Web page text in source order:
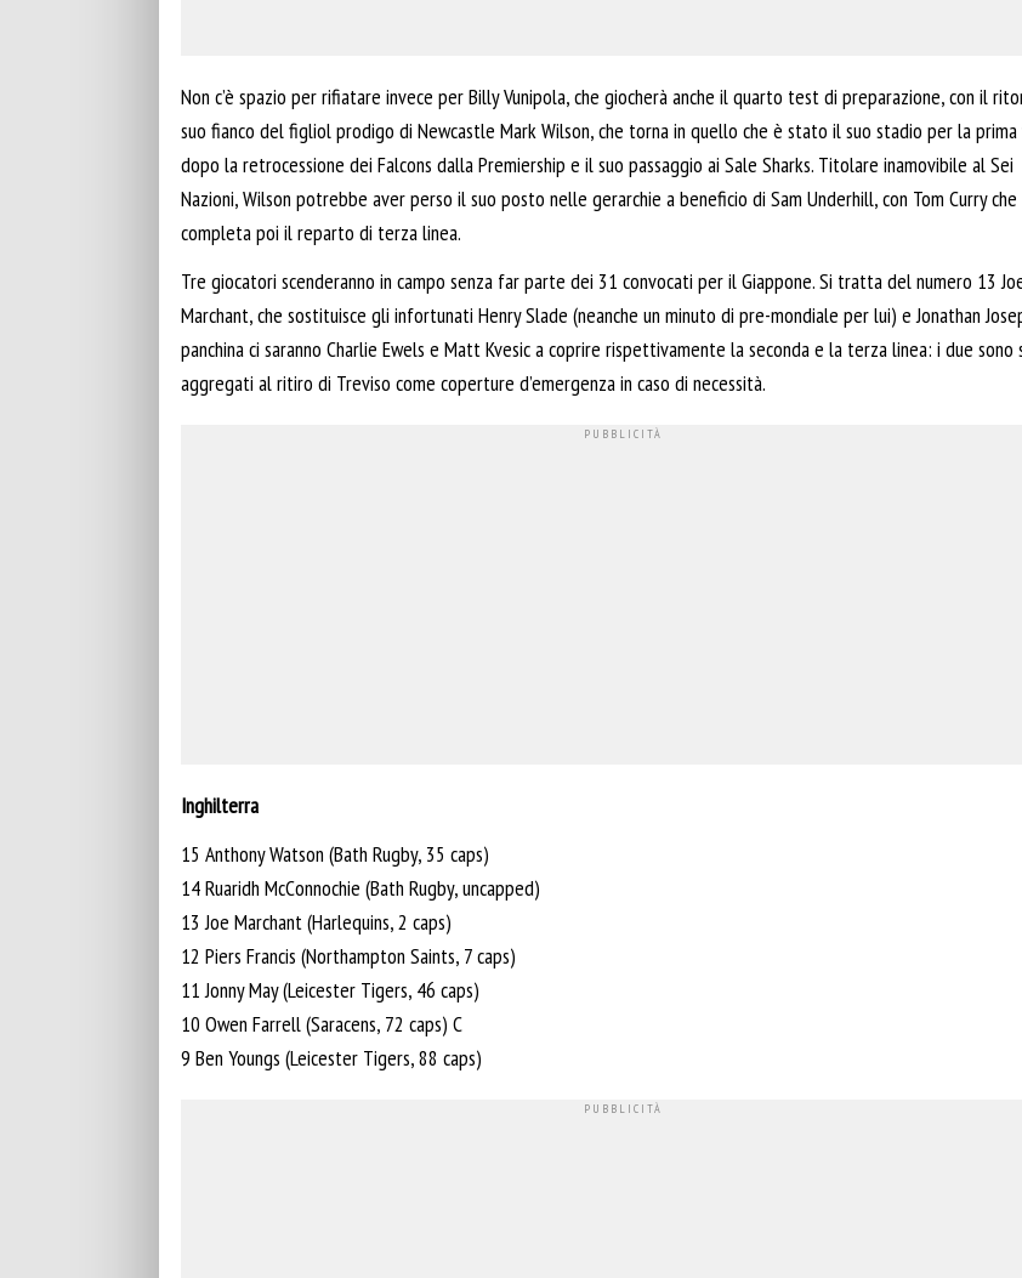
Non c’è spazio per rifiatare invece per Billy Vunipola, che giocherà anche il quarto test di preparazione, con il
suo fianco del figliol prodigo di Newcastle Mark Wilson, che torna in quello che è stato il suo stadio per la
dopo la retrocessione dei Falcons dalla Premiership e il suo passaggio ai Sale Sharks. Titolare inamovibile al Sei
Nazioni, Wilson potrebbe aver perso il suo posto nelle gerarchie a beneficio di Sam Underhill, con Tom Curry che
completa poi il reparto di terza linea.
Tre giocatori scenderanno in campo senza far parte dei 31 convocati per il Giappone. Si tratta del numero 13
Marchant, che sostituisce gli infortunati Henry Slade (neanche un minuto di pre-mondiale per lui) e Jonathan
panchina ci saranno Charlie Ewels e Matt Kvesic a coprire rispettivamente la seconda e la terza linea: i due sono
aggregati al ritiro di Treviso come coperture d’emergenza in caso di necessità.
Inghilterra
15 Anthony Watson (Bath Rugby, 35 caps)
14 Ruaridh McConnochie (Bath Rugby, uncapped)
13 Joe Marchant (Harlequins, 2 caps)
12 Piers Francis (Northampton Saints, 7 caps)
11 Jonny May (Leicester Tigers, 46 caps)
10 Owen Farrell (Saracens, 72 caps) C
9 Ben Youngs (Leicester Tigers, 88 caps)